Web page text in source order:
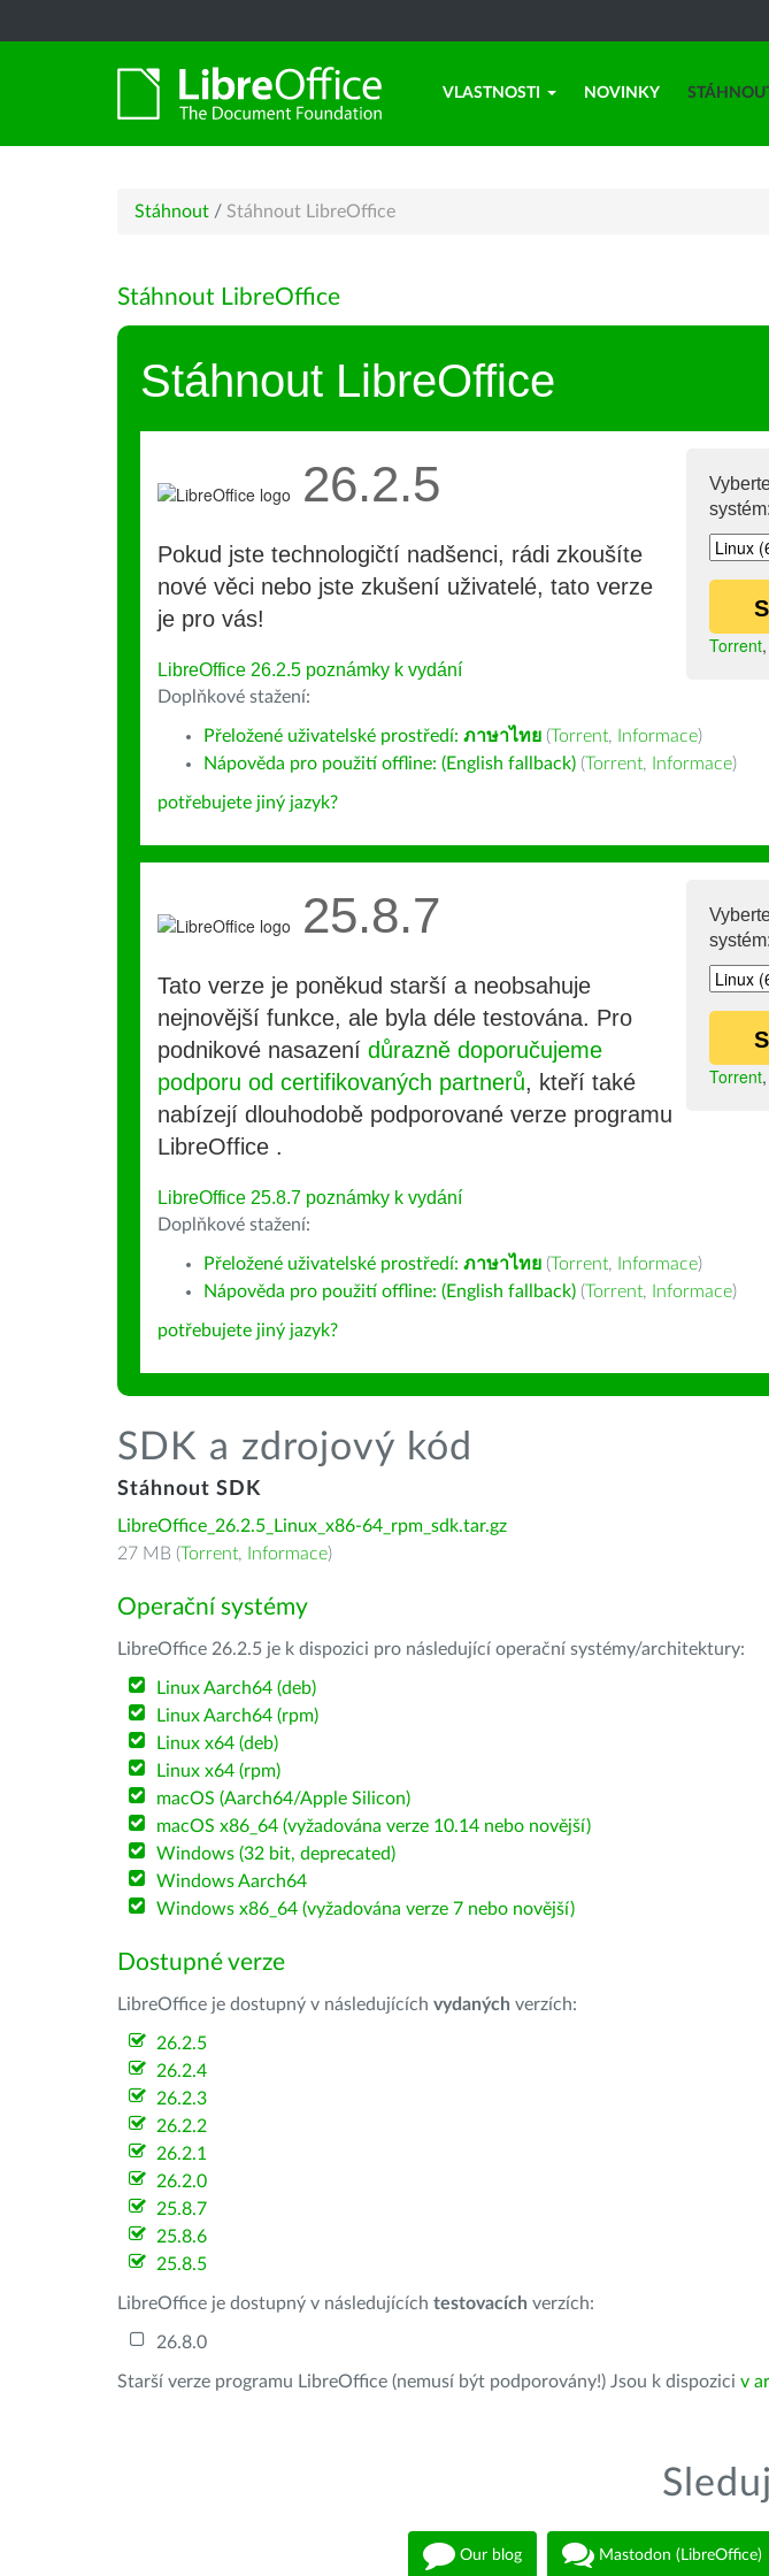
VLASTNOSTI NOVINKY
Stáhnout / Stáhnout LibreOffice
Stáhnout LibreOffice
Stáhnout LibreOffice
systém:
Torrent,
26.2.5
Pokud jste technologičtí nadšenci, rádi zkoušíte
nové věci nebo jste zkušení uživatelé, tato verze
je pro vás!
LibreOffice 26.2.5 poznámky k vydání
Doplňkové stažení:
Přeložené uživatelské prostředí: ภาษาไทย (Torrent, Informace)
Nápověda pro použití offline: (English fallback) (Torrent, Informace)
potřebujete jiný jazyk?
systém:
Torrent,
25.8.7
Tato verze je poněkud starší a neobsahuje
nejnovější funkce, ale byla déle testována. Pro
podnikové nasazení důrazně doporučujeme
podporu od certifikovaných partnerů, kteří také
nabízejí dlouhodobě podporované verze programu
LibreOffice .
LibreOffice 25.8.7 poznámky k vydání
Doplňkové stažení:
Přeložené uživatelské prostředí: ภาษาไทย (Torrent, Informace)
Nápověda pro použití offline: (English fallback) (Torrent, Informace)
potřebujete jiný jazyk?
SDK a zdrojový kód
Stáhnout SDK
LibreOffice_26.2.5_Linux_x86-64_rpm_sdk.tar.gz
27 MB (Torrent, Informace)
Operační systémy
LibreOffice 26.2.5 je k dispozici pro následující operační systémy/architektury:
Linux Aarch64 (deb)
Linux Aarch64 (rpm)
Linux x64 (deb)
Linux x64 (rpm)
macOS (Aarch64/Apple Silicon)
macOS x86_64 (vyžadována verze 10.14 nebo novější)
Windows (32 bit, deprecated)
Windows Aarch64
Windows x86_64 (vyžadována verze 7 nebo novější)
Dostupné verze
LibreOffice je dostupný v následujících vydaných verzích:
26.2.5
26.2.4
26.2.3
26.2.2
26.2.1
26.2.0
25.8.7
25.8.6
25.8.5
LibreOffice je dostupný v následujících testovacích verzích:
26.8.0
Starší verze programu LibreOffice (nemusí být podporovány!) Jsou k dispozici v
Our blog Mastodon (LibreOffice)